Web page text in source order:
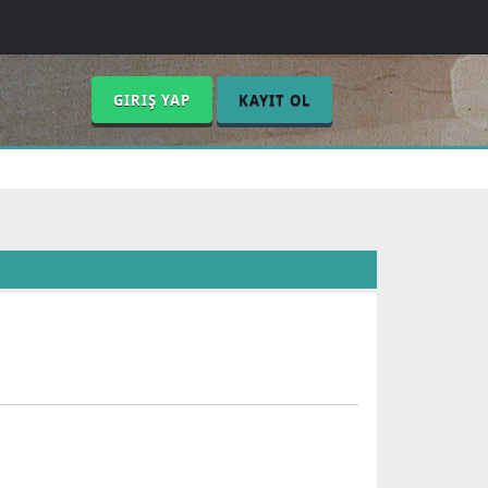
GIRIŞ YAP KAYIT OL